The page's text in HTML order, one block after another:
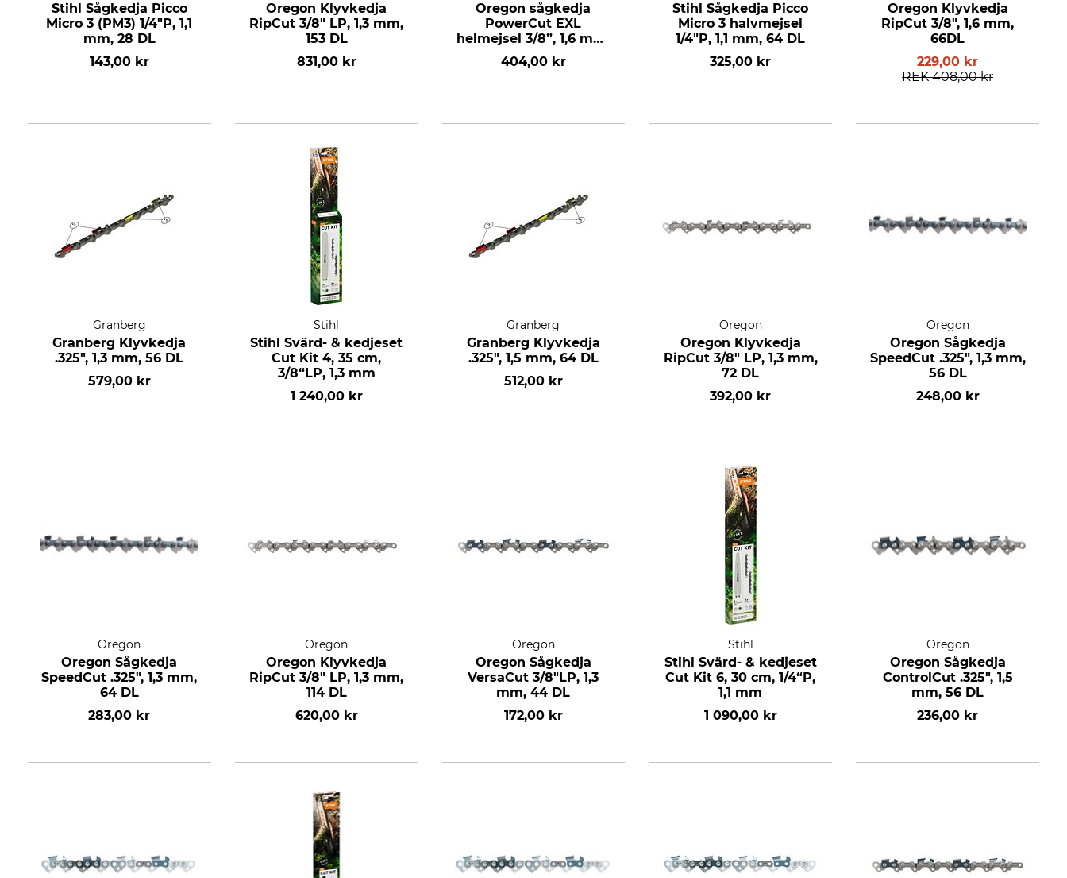
Stihl Sågkedja Picco
Micro 3 (PM3) 1/4"P, 1,1
mm, 28 DL
143,00 kr
Oregon Klyvkedja
RipCut 3/8" LP, 1,3 mm,
153 DL
831,00 kr
Oregon sågkedja
PowerCut EXL
helmejsel 3/8”, 1,6 mm,
66 DL
404,00 kr
Stihl Sågkedja Picco
Micro 3 halvmejsel
1/4"P, 1,1 mm, 64 DL
325,00 kr
Oregon Klyvkedja
RipCut 3/8", 1,6 mm,
66DL
229,00 kr
REK 408,00 kr
Granberg
Granberg Klyvkedja
.325", 1,3 mm, 56 DL
579,00 kr
Stihl
Stihl Svärd- & kedjeset
Cut Kit 4, 35 cm,
3/8“LP, 1,3 mm
1 240,00 kr
Granberg
Granberg Klyvkedja
.325", 1,5 mm, 64 DL
512,00 kr
Oregon
Oregon Klyvkedja
RipCut 3/8" LP, 1,3 mm,
72 DL
392,00 kr
Oregon
Oregon Sågkedja
SpeedCut .325", 1,3 mm,
56 DL
248,00 kr
Oregon
Oregon Sågkedja
SpeedCut .325", 1,3 mm,
64 DL
283,00 kr
Oregon
Oregon Klyvkedja
RipCut 3/8" LP, 1,3 mm,
114 DL
620,00 kr
Oregon
Oregon Sågkedja
VersaCut 3/8"LP, 1,3
mm, 44 DL
172,00 kr
Stihl
Stihl Svärd- & kedjeset
Cut Kit 6, 30 cm, 1/4“P,
1,1 mm
1 090,00 kr
Oregon
Oregon Sågkedja
ControlCut .325", 1,5
mm, 56 DL
236,00 kr